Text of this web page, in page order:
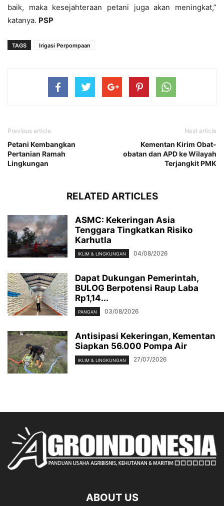
baik, maka kesejahteraan petani juga akan meningkat,”
katanya. PSP
TAGS Irigasi Perpompaan
Previous article
Petani Kembangkan
Pertanian Ramah
Lingkungan
Next article
Kementan Kirim Obat-
obatan dan APD ke Wilayah
Terjangkit PMK
RELATED ARTICLES
ASMC: Kekeringan Asia
Tenggara Tingkatkan Risiko
Karhutla
IKLIM & LINGKUNGAN 04/08/2026
Dapat Dukungan Pemerintah,
BULOG Berpotensi Raup Laba
Rp1,14...
PANGAN 03/08/2026
Antisipasi Kekeringan, Kementan
Siapkan 56.000 Pompa Air
IKLIM & LINGKUNGAN 27/07/2026
ABOUT US